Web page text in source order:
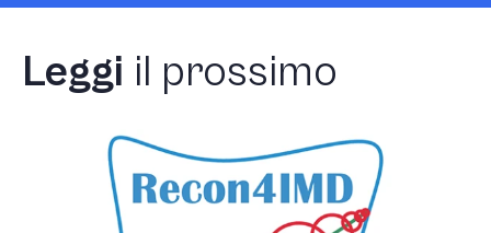
Leggi il prossimo